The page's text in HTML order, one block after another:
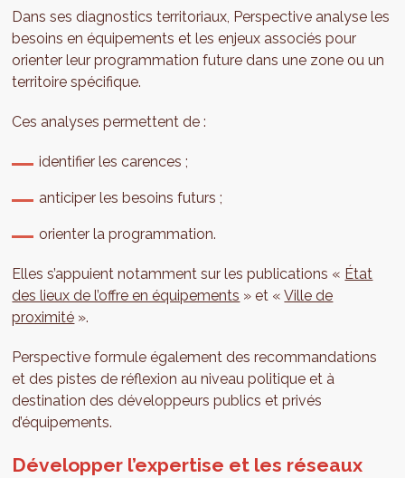
Dans ses diagnostics territoriaux, Perspective analyse les
besoins en équipements et les enjeux associés pour
orienter leur programmation future dans une zone ou un
territoire spécifique.
Ces analyses permettent de :
identifier les carences ;
anticiper les besoins futurs ;
orienter la programmation.
Elles s’appuient notamment sur les publications « État
des lieux de l’offre en équipements » et «Ville de
proximité ».
Perspective formule également des recommandations
et des pistes de réflexion au niveau politique et à
destination des développeurs publics et privés
d’équipements.
Développer l’expertise et les réseaux